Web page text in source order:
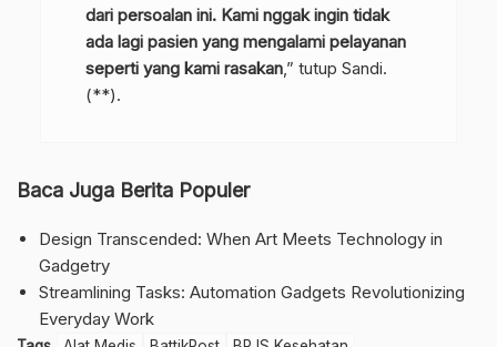
dari persoalan ini. Kami nggak ingin tidak
ada lagi pasien yang mengalami pelayanan
seperti yang kami rasakan,” tutup Sandi.
(**).
Baca Juga Berita Populer
Design Transcended: When Art Meets Technology in
Gadgetry
Streamlining Tasks: Automation Gadgets Revolutionizing
Everyday Work